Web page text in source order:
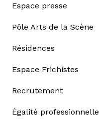
Espace presse
Pôle Arts de la Scène
Résidences
Espace Frichistes
Recrutement
Égalité professionnelle